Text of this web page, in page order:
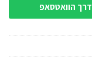
הוואטסאפ